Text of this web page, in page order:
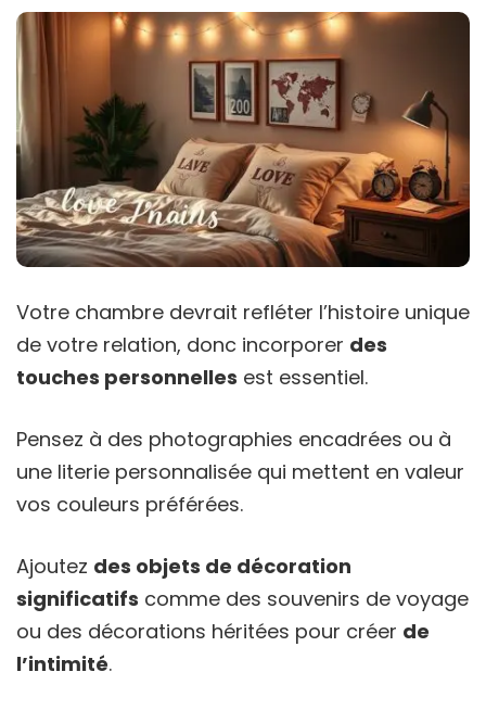
Votre chambre devrait refléter l’histoire unique
de votre relation, donc incorporer des
touches personnelles est essentiel.
Pensez à des photographies encadrées ou à
une literie personnalisée qui mettent en valeur
vos couleurs préférées.
Ajoutez des objets de décoration
significatifs comme des souvenirs de voyage
ou des décorations héritées pour créer de
l’intimité.